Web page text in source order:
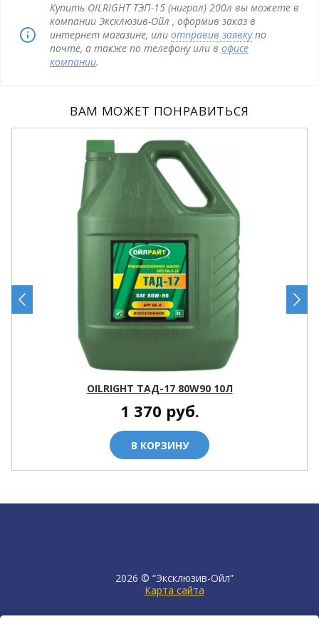
Купить OILRIGHT ТЭП-15 (нигрол) 200л вы можете в
компании Эксклюзив-Ойл , оформив заказ в
интернет магазине, или отправив заявкупо
почте, а также по телефону или в офисе
компании.
ВАМ МОЖЕТ ПОНРАВИТЬСЯ
OILRIGHT ТАД-17 80W90 10Л
1 370 руб.
В КОРЗИНУ
2026 © “Эксклюзив-Ойл”
Карта сайта